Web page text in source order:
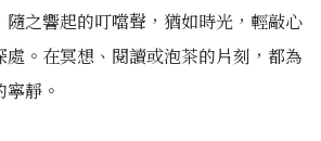
隨之響起的叮噹聲，猶如時光，輕敲心
。在冥想、閱讀或泡茶的片刻，都為
靜。